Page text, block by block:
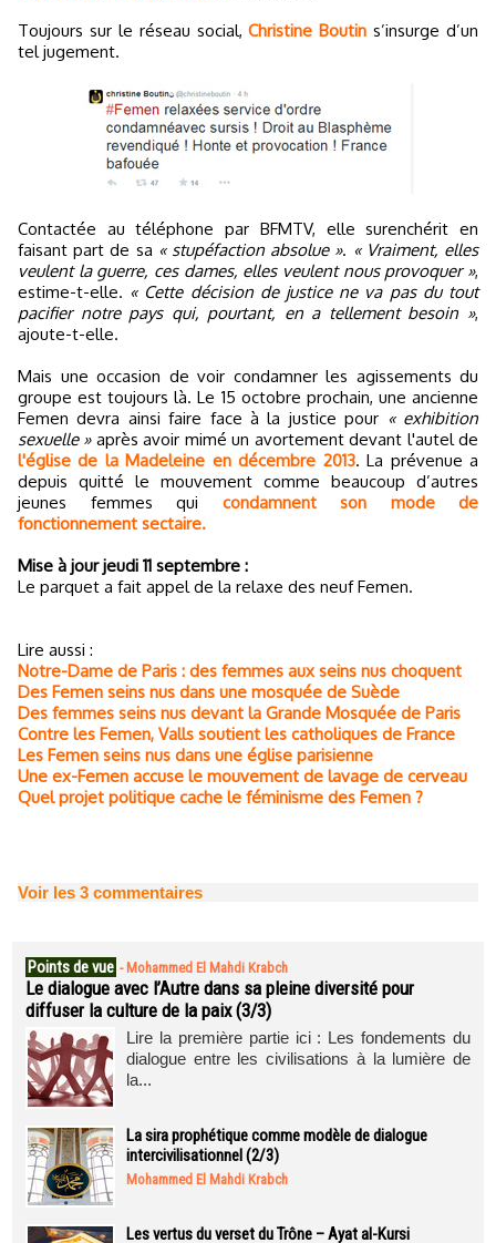
Toujours sur le réseau social, Christine Boutin s’insurge d’un
tel jugement.
Contactée au téléphone par BFMTV, elle surenchérit en
faisant part de sa « stupéfaction absolue ». « Vraiment, elles
veulent la guerre, ces dames, elles veulent nous provoquer »,
estime-t-elle. « Cette décision de justice ne va pas du tout
pacifier notre pays qui, pourtant, en a tellement besoin »,
ajoute-t-elle.
Mais une occasion de voir condamner les agissements du
groupe est toujours là. Le 15 octobre prochain, une ancienne
Femen devra ainsi faire face à la justice pour « exhibition
sexuelle »après avoir mimé un avortement devant l'autel de
l'église de la Madeleine en décembre 2013. La prévenue a
depuis quitté le mouvement comme beaucoup d’autres
jeunes femmes qui condamnent son mode de
fonctionnement sectaire.
Mise à jour jeudi 11 septembre :
Le parquet a fait appel de la relaxe des neuf Femen.
Lire aussi :
Notre-Dame de Paris : des femmes aux seins nus choquent
Des Femen seins nus dans une mosquée de Suède
Des femmes seins nus devant la Grande Mosquée de Paris
Contre les Femen, Valls soutient les catholiques de France
Les Femen seins nus dans une église parisienne
Une ex-Femen accuse le mouvement de lavage de cerveau
Quel projet politique cache le féminisme des Femen ?
Voir les 3 commentaires
Points de vue - Mohammed El Mahdi Krabch
Le dialogue avec l’Autre dans sa pleine diversité pour
diffuser la culture de la paix (3/3)
Lire la première partie ici : Les fondements du
dialogue entre les civilisations à la lumière de
la...
La sira prophétique comme modèle de dialogue
intercivilisationnel (2/3)
Mohammed El Mahdi Krabch
Les vertus du verset du Trône – Ayat al-Kursi